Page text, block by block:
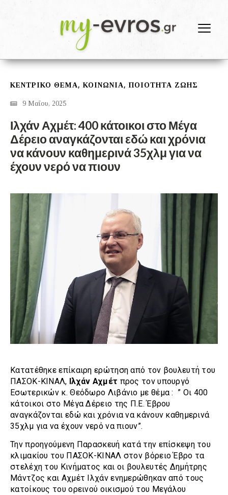
ΚΕΝΤΡΙΚΟ ΘΕΜΑ,ΚΟΙΝΩΝΙΑ,ΠΟΙΟΤΗΤΑ ΖΩΗΣ
9 Μαΐου, 2025
Ιλχάν Αχμέτ: 400 κάτοικοι στο Μέγα
Δέρειο αναγκάζονται εδώ και χρόνια
να κάνουν καθημερινά 35χλμ για να
έχουν νερό να πιουν
Κατατέθηκε επίκαιρη ερώτηση από τον βουλευτή του
ΠΑΣΟΚ-ΚΙΝΑΛ, Ιλχάν Αχμέτ προς τον υπουργό
Εσωτερικών κ. Θεόδωρο Λιβάνιο με θέμα : ” Οι 400
κάτοικοι στο Μέγα Δέρειο της Π.Ε. Έβρου
αναγκάζονται εδώ και χρόνια να κάνουν καθημερινά
35χλμ για να έχουν νερό να πιουν”.
Την προηγούμενη Παρασκευή κατά την επίσκεψη του
κλιμακίου του ΠΑΣΟΚ-ΚΙΝΑΛ στον βόρειο Έβρο τα
στελέχη του Κινήματος και οι βουλευτές Δημήτρης
Μάντζος και Αχμέτ Ιλχάν ενημερώθηκαν από τους
κατοίκους του ορεινού οικισμού του Μεγάλου